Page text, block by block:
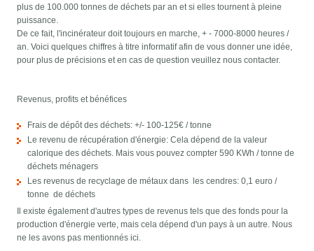
plus de 100.000 tonnes de déchets par an et si elles tournent à pleine
puissance.
De ce fait, l'incinérateur doit toujours en marche, + - 7000-8000 heures /
an. Voici quelques chiffres à titre informatif afin de vous donner une idée,
pour plus de précisions et en cas de question veuillez nous contacter.
Revenus, profits et bénéfices
Frais de dépôt des déchets: +/- 100-125€ / tonne
Le revenu de récupération d'énergie: Cela dépend de la valeur
calorique des déchets. Mais vous pouvez compter 590 KWh / tonne de
déchets ménagers
Les revenus de recyclage de métaux dans les cendres: 0,1 euro /
tonne de déchets
Il existe également d'autres types de revenus tels que des fonds pour la
production d'énergie verte, mais cela dépend d'un pays à un autre. Nous
ne les avons pas mentionnés ici.